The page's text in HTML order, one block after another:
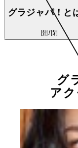
グラジャパ！と
開/閉
グ
ア